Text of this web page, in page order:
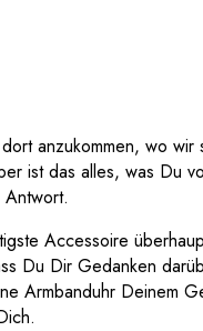
anzukommen, wo
ist das alles, was Du
Accessoire
Du Dir Gedanken
Armbanduhr Deinem